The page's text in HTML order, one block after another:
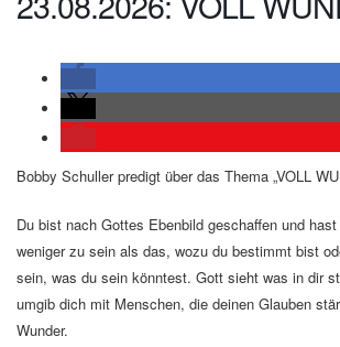
Bobby Schuller predigt über das Thema „VOLL
Du bist nach Gottes Ebenbild geschaffen und
weniger zu sein als das, wozu du bestimmt bist
sein, was du sein könntest. Gott sieht was in dir
umgib dich mit Menschen, die deinen Glauben
Wunder.